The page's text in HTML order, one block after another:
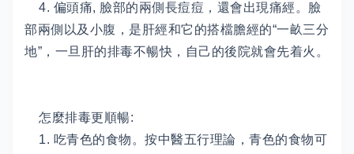
4. 偏頭痛, 臉部的兩側長痘痘，還會出現痛經。臉
部兩側以及小腹，是肝經和它的搭檔膽經的“一畝三分
地”，一旦肝的排毒不暢快，自己的後院就會先着火。
怎麼排毒更順暢:
1. 吃青色的食物。按中醫五行理論，青色的食物可